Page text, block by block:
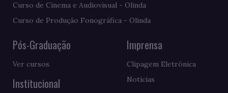
Curso de Cinema e Audiovisual - Olinda
Curso de Produção Fonográfica - Olinda
Pós-Graduação
Ver cursos
Institucional
Imprensa
Clipagem Eletrônica
Notícias